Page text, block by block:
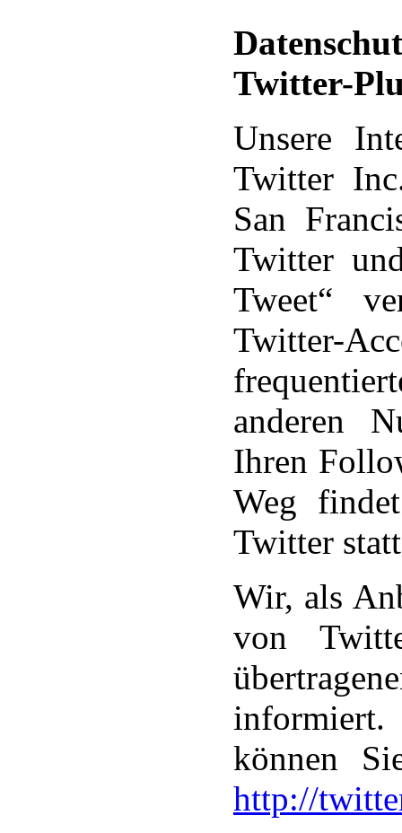
Twitter-
Unsere
Twitter
San
Twitter
Tweet“
Twitter-
anderen
Ihren
Weg
Twitter
Wir, als
von
können
http://